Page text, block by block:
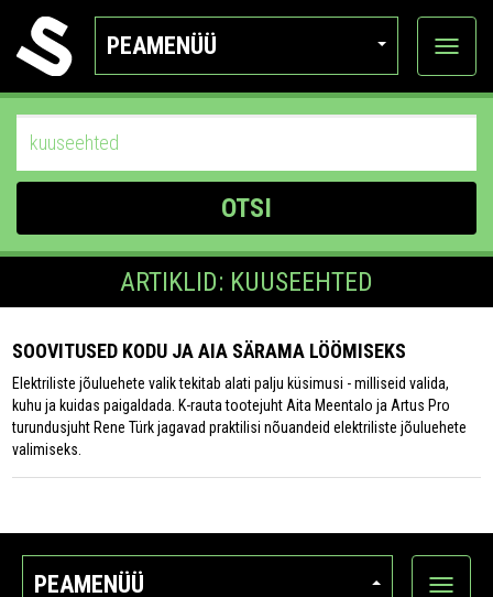
PEAMENÜÜ
Ava
OTSI
ARTIKLID: KUUSEEHTED
SOOVITUSED KODU JA AIA SÄRAMA LÖÖMISEKS
Elektriliste jõuluehete valik tekitab alati palju küsimusi - milliseid valida,
kuhu ja kuidas paigaldada. K-rauta tootejuht Aita Meentalo ja Artus Pro
turundusjuht Rene Türk jagavad praktilisi nõuandeid elektriliste jõuluehete
valimiseks.
PEAMENÜÜ
Ava